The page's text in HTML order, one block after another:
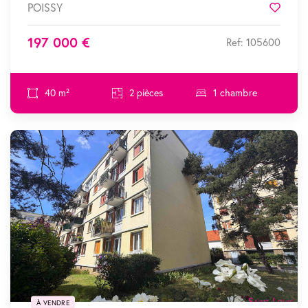
POISSY
197 000 € Ref: 105600
40 m² 2 pièces 1 chambre
SOUS COMPROMIS
À VENDRE